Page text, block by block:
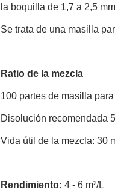
la boquilla de 1,7 a 2,5
Se trata de una masilla
Ratio de la mezcla
100 partes de masilla
Disolución recomendada
Vida útil de la mezcla: 30
Rendimiento: 4 - 6 m²/L